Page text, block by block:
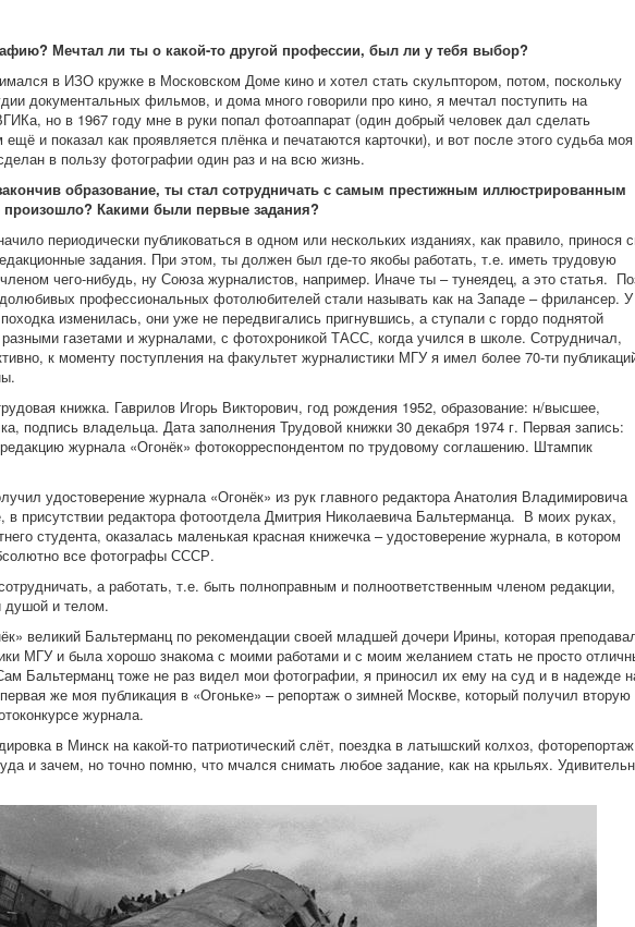
Мечтал ли ты о какой-то другой профессии, был ли у тебя выбор?
в ИЗО кружке в Московском Доме кино и хотел стать скульптором, потом, поскольку
документальных фильмов, и дома много говорили про кино, я мечтал поступить на
но в 1967 году мне в руки попал фотоаппарат (один добрый человек дал сделать
ещё и показал как проявляется плёнка и печатаются карточки), и вот после этого судьба моя
в пользу фотографии один раз и на всю жизнь.
образование, ты стал сотрудничать с самым престижным иллюстрированным
Какими были первые задания?
периодически публиковаться в одном или нескольких изданиях, как правило, принося
задания. При этом, ты должен был где-то якобы работать, т.е. иметь трудовую
чего-нибудь, ну Союза журналистов, например. Иначе ты – тунеядец, а это статья.
профессиональных фотолюбителей стали называть как на Западе – фрилансер. У
изменилась, они уже не передвигались пригнувшись, а ступали с гордо поднятой
газетами и журналами, с фотохроникой ТАСС, когда учился в школе. Сотрудничал,
к моменту поступления на факультет журналистики МГУ я имел более 70-ти
книжка. Гаврилов Игорь Викторович, год рождения 1952, образование: н/высшее,
подпись владельца. Дата заполнения Трудовой книжки 30 декабря 1974 г. Первая запись:
журнала «Огонёк» фотокорреспондентом по трудовому соглашению. Штампик
удостоверение журнала «Огонёк» из рук главного редактора Анатолия Владимировича
в присутствии редактора фотоотдела Дмитрия Николаевича Бальтерманца. В моих руках,
студента, оказалась маленькая красная книжечка – удостоверение журнала, в котором
все фотографы СССР.
а работать, т.е. быть полноправным и полноответственным членом редакции,
душой и телом.
великий Бальтерманц по рекомендации своей младшей дочери Ирины, которая
МГУ и была хорошо знакома с моими работами и с моим желанием стать не просто
Бальтерманц тоже не раз видел мои фотографии, я приносил их ему на суд и в надежде
же моя публикация в «Огоньке» – репортаж о зимней Москве, который получил вторую
журнала.
в Минск на какой-то патриотический слёт, поездка в латышский колхоз,
и зачем, но точно помню, что мчался снимать любое задание, как на крыльях.